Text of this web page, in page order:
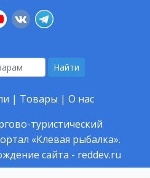
Найти
| Товары | О нас
туристический
«Клевая рыбалка».
сайта - reddev.ru